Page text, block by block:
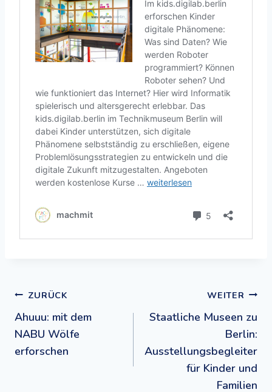
Beitragsnavigation
ZURÜCK
Ahuuu: mit dem
NABU Wölfe
erforschen
WEITER
Staatliche Museen zu
Berlin:
Ausstellungsbegleiter
für Kinder und
Familien